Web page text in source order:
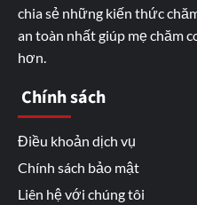
chia sẻ những kiến thức
an toàn nhất giúp mẹ chăm
hơn.
Chính sách
Điều khoản dịch vụ
Chính sách bảo mật
Liên hệ với chúng tôi